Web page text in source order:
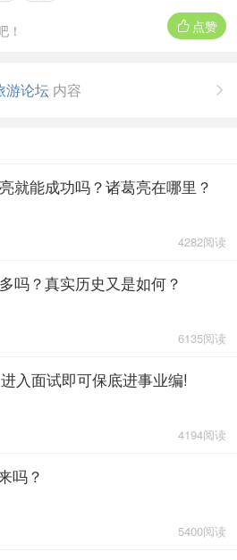
 点赞
！

游论坛 内容
就能成功吗？诸葛亮在哪里？
4282阅读
吗？真实历史又是如何？
6135阅读
入面试即可保底进事业编!
4194阅读
吗？
5400阅读